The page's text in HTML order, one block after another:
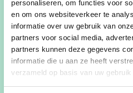
personaliseren, om functies voor
en om ons websiteverkeer te
informatie over uw gebruik van
partners voor social media,
partners kunnen deze gegevens
informatie die u aan ze heeft
verzameld op basis van uw
en Johan. Schepen Chiel
bouwbedrijf dat al drie
is in Laakdal: “Het is
dingen wél constant blijven.
Davos of Washington ook
komt sebiet!.”